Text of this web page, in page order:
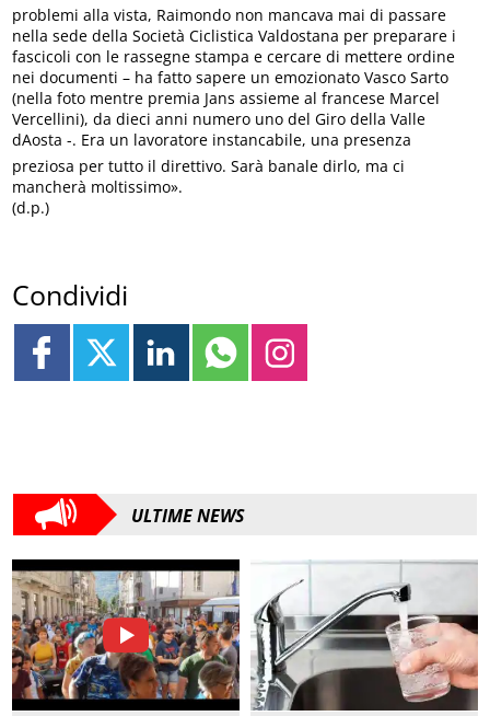
problemi alla vista, Raimondo non mancava mai di passare
nella sede della Società Ciclistica Valdostana per preparare i
fascicoli con le rassegne stampa e cercare di mettere ordine
nei documenti – ha fatto sapere un emozionato Vasco Sarto
(nella foto mentre premia Jans assieme al francese Marcel
Vercellini), da dieci anni numero uno del Giro della Valle
dAosta -. Era un lavoratore instancabile, una presenza
preziosa per tutto il direttivo. Sarà banale dirlo, ma ci
mancherà moltissimo».
(d.p.)
Condividi
ULTIME NEWS